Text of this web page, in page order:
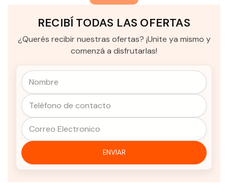
RECIBÍ TODAS LAS OFERTAS
¿Querés recibir nuestras ofertas? ¡Unite ya mismo y
comenzá a disfrutarlas!